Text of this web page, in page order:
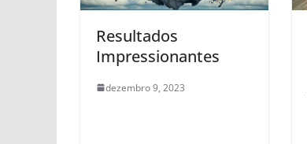
Resultados
Impressionantes
dezembro 9, 2023